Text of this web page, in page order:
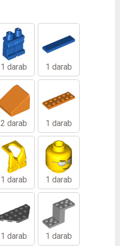
1 darab 1 darab
2 darab 1 darab
1 darab 1 darab
1 darab 1 darab